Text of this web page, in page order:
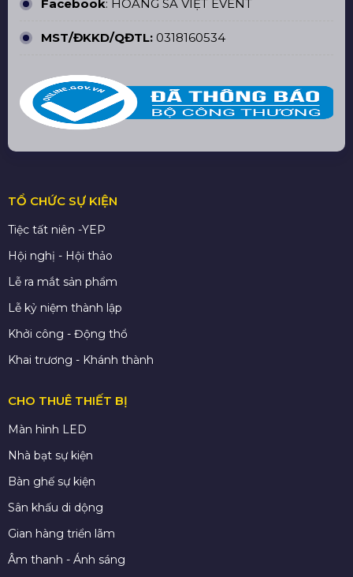
Facebook: HOÀNG SA VIỆT EVENT
MST/ĐKKD/QĐTL: 0318160534
TỔ CHỨC SỰ KIỆN
Tiệc tất niên -YEP
Hội nghị - Hội thảo
Lễ ra mắt sản phẩm
Lễ kỷ niệm thành lập
Khởi công - Động thổ
Khai trương - Khánh thành
CHO THUÊ THIẾT BỊ
Màn hình LED
Nhà bạt sự kiện
Bàn ghế sự kiện
Sân khấu di dộng
Gian hàng triển lãm
Âm thanh - Ánh sáng